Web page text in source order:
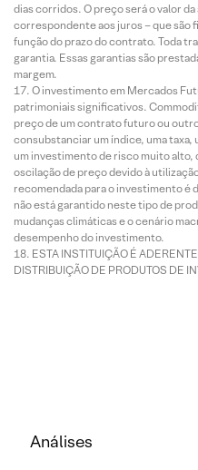
dias corridos. O preço será o valor
correspondente aos juros – que são
função do prazo do contrato. Toda
garantia. Essas garantias são
margem.
O investimento em Mercados
patrimoniais significativos.
preço de um contrato futuro ou
consubstanciar um índice, uma
um investimento de risco muito alto,
oscilação de preço devido à
recomendada para o investimento é
não está garantido neste tipo de
mudanças climáticas e o cenário
desempenho do investimento.
ESTA INSTITUIÇÃO É
DISTRIBUIÇÃO DE PRODUTOS DE
Análises